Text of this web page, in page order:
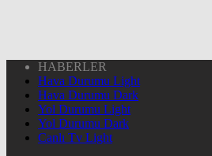
HABERLER
Hava Durumu Light
Hava Durumu Dark
Yol Durumu Light
Yol Durumu Dark
Canlı Tv Light